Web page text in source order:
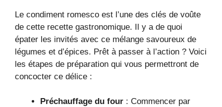
Le condiment romesco est l’une des clés de voûte
de cette recette gastronomique. Il y a de quoi
épater les invités avec ce mélange savoureux de
légumes et d’épices. Prêt à passer à l’action ? Voici
les étapes de préparation qui vous permettront de
concocter ce délice :
Préchauffage du four : Commencer par